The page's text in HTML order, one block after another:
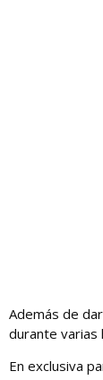
Además de
durante varias
En exclusiva